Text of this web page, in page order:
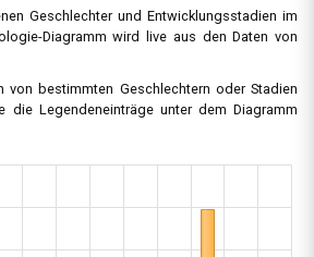
Geschlechter und Entwicklungsstadien im
Diagramm wird live aus den Daten von
von bestimmten Geschlechtern oder Stadien
die Legendeneinträge unter dem Diagramm